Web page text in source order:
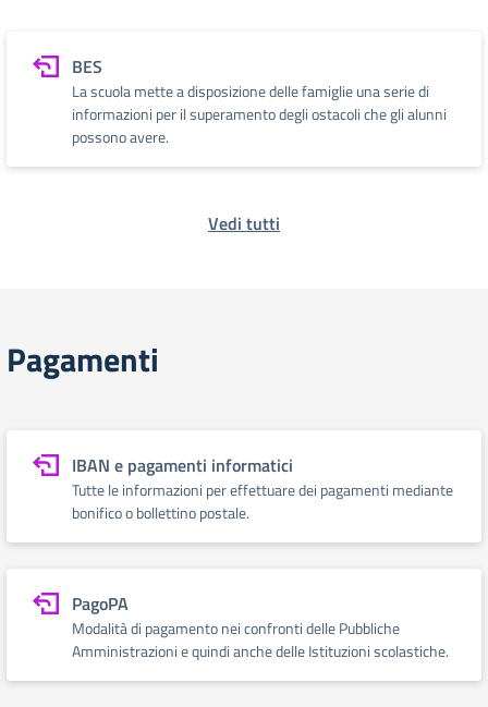
BES
La scuola mette a disposizione delle famiglie una serie di
informazioni per il superamento degli ostacoli che gli alunni
possono avere.
Vedi tutti
Pagamenti
IBAN e pagamenti informatici
Tutte le informazioni per effettuare dei pagamenti mediante
bonifico o bollettino postale.
PagoPA
Modalità di pagamento nei confronti delle Pubbliche
Amministrazioni e quindi anche delle Istituzioni scolastiche.